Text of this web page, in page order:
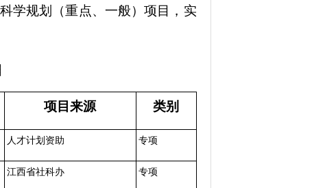
学规划（重点、一般）项目，实
项目来源 类别
人才计划资助 专项
江西省社科办 专项